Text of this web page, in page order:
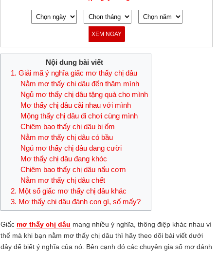
XEM NGAY
Nội dung bài viết
1. Giải mã ý nghĩa giấc mơ thấy chị dâu
Nằm mơ thấy chị dâu đến thăm mình
Ngủ mơ thấy chị dâu tặng quà cho mình
Mơ thấy chị dâu cãi nhau với mình
Mộng thấy chị dâu đi chơi cùng mình
Chiêm bao thấy chị dâu bị ốm
Nằm mơ thấy chị dâu có bầu
Ngủ mơ thấy chị dâu đang cười
Mơ thấy chị dâu đang khóc
Chiêm bao thấy chị dâu nấu cơm
Nằm mơ thấy chị dâu chết
2. Một số giấc mơ thấy chị dâu khác
3. Mơ thấy chị dâu đánh con gì, số mấy?
Giấc mơ thấy chị dâu mang nhiều ý nghĩa, thông điệp khác nhau vì
thế mà khi bạn nằm mơ thấy chị dâu thì hãy theo dõi bài viết dưới
đây để biết ý nghĩa của nó. Bên cạnh đó các chuyên gia sổ mơ đánh